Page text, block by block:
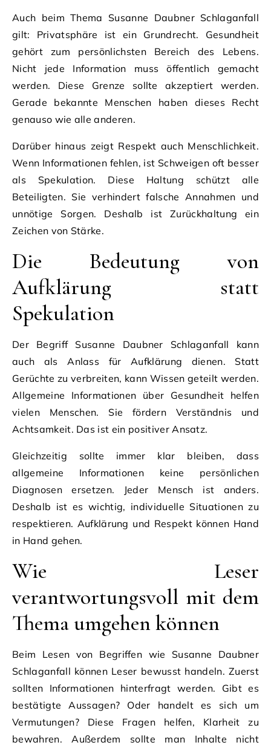
Auch beim Thema Susanne Daubner Schlaganfall
gilt: Privatsphäre ist ein Grundrecht. Gesundheit
gehört zum persönlichsten Bereich des Lebens.
Nicht jede Information muss öffentlich gemacht
werden. Diese Grenze sollte akzeptiert werden.
Gerade bekannte Menschen haben dieses Recht
genauso wie alle anderen.
Darüber hinaus zeigt Respekt auch Menschlichkeit.
Wenn Informationen fehlen, ist Schweigen oft besser
als Spekulation. Diese Haltung schützt alle
Beteiligten. Sie verhindert falsche Annahmen und
unnötige Sorgen. Deshalb ist Zurückhaltung ein
Zeichen von Stärke.
Die Bedeutung von
Aufklärung statt
Spekulation
Der Begriff Susanne Daubner Schlaganfall kann
auch als Anlass für Aufklärung dienen. Statt
Gerüchte zu verbreiten, kann Wissen geteilt werden.
Allgemeine Informationen über Gesundheit helfen
vielen Menschen. Sie fördern Verständnis und
Achtsamkeit. Das ist ein positiver Ansatz.
Gleichzeitig sollte immer klar bleiben, dass
allgemeine Informationen keine persönlichen
Diagnosen ersetzen. Jeder Mensch ist anders.
Deshalb ist es wichtig, individuelle Situationen zu
respektieren. Aufklärung und Respekt können Hand
in Hand gehen.
Wie Leser
verantwortungsvoll mit dem
Thema umgehen können
Beim Lesen von Begriffen wie Susanne Daubner
Schlaganfall können Leser bewusst handeln. Zuerst
sollten Informationen hinterfragt werden. Gibt es
bestätigte Aussagen? Oder handelt es sich um
Vermutungen? Diese Fragen helfen, Klarheit zu
bewahren. Außerdem sollte man Inhalte nicht